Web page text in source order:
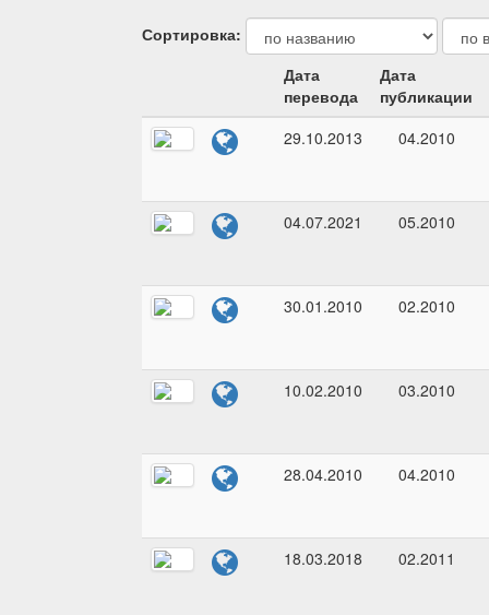
Сортировка:
Дата
перевода
Дата
публикации
29.10.2013
04.2010
04.07.2021 05.2010
30.01.2010 02.2010
10.02.2010 03.2010
28.04.2010 04.2010
18.03.2018 02.2011